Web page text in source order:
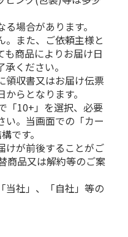
場合があります。
また、ご依頼主様と
商品によりお届け日
ください。
領収書又はお届け伝票
らとなります。
「10+」を選択、必要
い。当画面での「カー
です。
けが前後することがご
商品又は解約等のご案
社」、「自社」等の